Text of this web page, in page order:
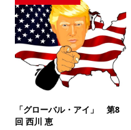
「グローバル・アイ」
第8
回 西川 恵